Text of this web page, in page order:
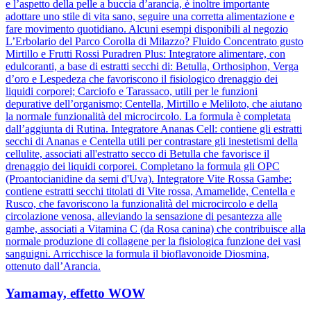
e l’aspetto della pelle a buccia d’arancia, è inoltre importante
adottare uno stile di vita sano, seguire una corretta alimentazione e
fare movimento quotidiano. Alcuni esempi disponibili al negozio
L’Erbolario del Parco Corolla di Milazzo? Fluido Concentrato gusto
Mirtillo e Frutti Rossi Puradren Plus: Integratore alimentare, con
edulcoranti, a base di estratti secchi di: Betulla, Orthosiphon, Verga
d’oro e Lespedeza che favoriscono il fisiologico drenaggio dei
liquidi corporei; Carciofo e Tarassaco, utili per le funzioni
depurative dell’organismo; Centella, Mirtillo e Meliloto, che aiutano
la normale funzionalità del microcircolo. La formula è completata
dall’aggiunta di Rutina. Integratore Ananas Cell: contiene gli estratti
secchi di Ananas e Centella utili per contrastare gli inestetismi della
cellulite, associati all'estratto secco di Betulla che favorisce il
drenaggio dei liquidi corporei. Completano la formula gli OPC
(Proantocianidine da semi d'Uva). Integratore Vite Rossa Gambe:
contiene estratti secchi titolati di Vite rossa, Amamelide, Centella e
Rusco, che favoriscono la funzionalità del microcircolo e della
circolazione venosa, alleviando la sensazione di pesantezza alle
gambe, associati a Vitamina C (da Rosa canina) che contribuisce alla
normale produzione di collagene per la fisiologica funzione dei vasi
sanguigni. Arricchisce la formula il bioflavonoide Diosmina,
ottenuto dall’Arancia.
Yamamay, effetto WOW